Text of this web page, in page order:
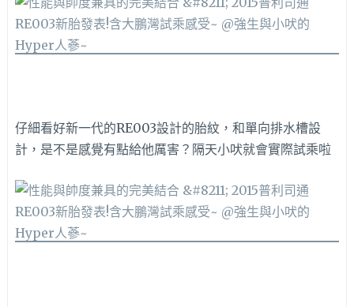
仔細看好新一代的RE003設計的胎紋，和單向排水槽設
計，是不是感覺有點給他厲害？隔天小吠就會實際試乘啦